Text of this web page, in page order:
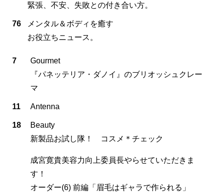
緊張、不安、失敗との付き合い方。
76
メンタル＆ボディを癒す
お役立ちニュース。
7
Gourmet
『パネッテリア・ダノイ』のブリオッシュクレー
マ
11 Antenna
18
Beauty
新製品お試し隊！ コスメ＊チェック
成宮寛貴美容力向上委員長やらせていただきま
す！
オーダー(6) 前編「眉毛はギャラで作られる」